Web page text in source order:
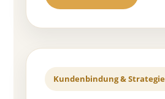
Kundenbindung & Strategie